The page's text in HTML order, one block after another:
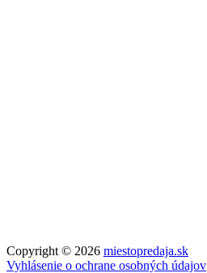
Copyright © 2026 miestopredaja.sk
Vyhlásenie o ochrane osobných údajov